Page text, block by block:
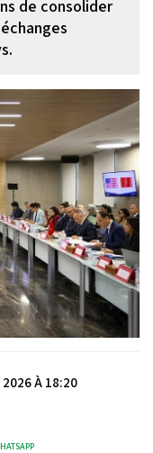
de consolider
2026 À 18:20